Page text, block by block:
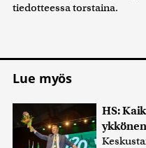
tiedotteessa torstaina.
Lue myös
HS:
ykkönen